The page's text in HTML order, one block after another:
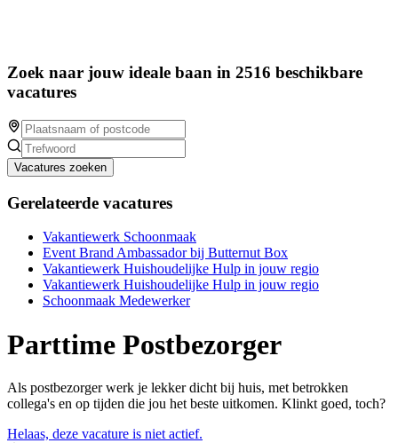
Zoek naar jouw ideale baan in 2516 beschikbare
vacatures
Vacatures zoeken
Gerelateerde vacatures
Vakantiewerk Schoonmaak
Event Brand Ambassador bij Butternut Box
Vakantiewerk Huishoudelijke Hulp in jouw regio
Vakantiewerk Huishoudelijke Hulp in jouw regio
Schoonmaak Medewerker
Parttime Postbezorger
Als postbezorger werk je lekker dicht bij huis, met betrokken
collega's en op tijden die jou het beste uitkomen. Klinkt goed, toch?
Helaas, deze vacature is niet actief.